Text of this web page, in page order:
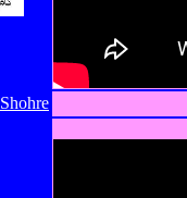
Shohre